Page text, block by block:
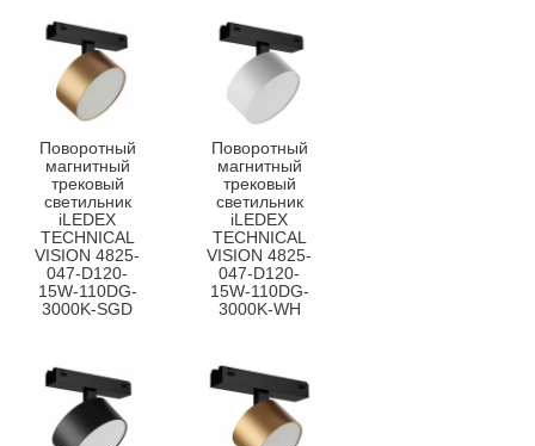
Поворотный
магнитный
трековый
светильник
iLEDEX
TECHNICAL
VISION 4825-
047-D120-
15W-110DG-
3000K-SGD
Поворотный
магнитный
трековый
светильник
iLEDEX
TECHNICAL
VISION 4825-
047-D120-
15W-110DG-
3000K-WH